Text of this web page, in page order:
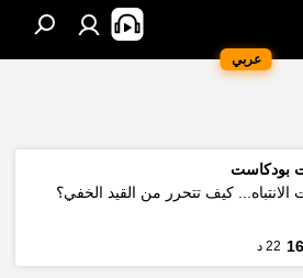
عربي
بودكاست
كيف تتحرر من القيد الخفي؟
22 د